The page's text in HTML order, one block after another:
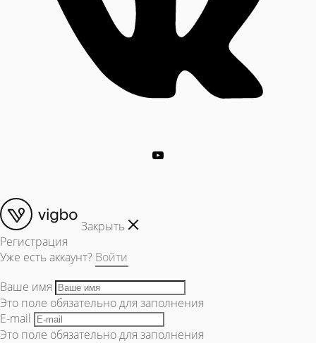
Закрыть
Регистрация
Уже есть аккаунт? Войти
Ваше имя
Это поле обязательно для заполнения
E-mail
Это поле обязательно для заполнения